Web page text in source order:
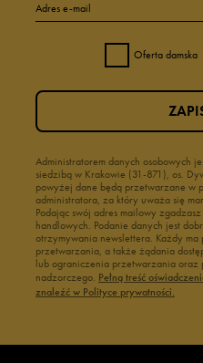
Adres e-mail
Oferta damska
Administratorem danych osobowych
siedzibą w Krakowie (31-871), os.
powyżej dane będą przetwarzane w
administratora, za który uważa się
Podając swój adres mailowy
handlowych. Podanie danych jest
otrzymywania newslettera. Każdy
przetwarzania, a także żądania
lub ograniczenia przetwarzania oraz
nadzorczego. Pełną treść
znaleźć w Polityce prywatności.